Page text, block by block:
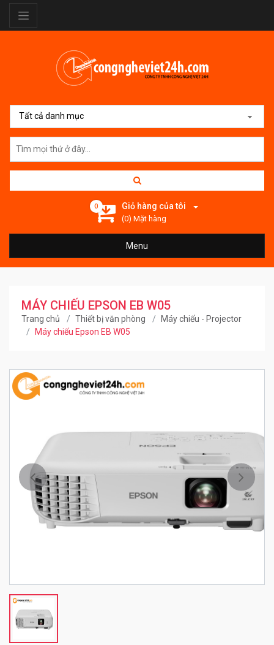
Tất cả danh mục
0 Giỏ hàng của tôi
(0) Mặt hàng
Menu
MÁY CHIẾU EPSON EB W05
Trang chủ Thiết bị văn phòng
Máy chiếu - Projector
Máy chiếu Epson EB W05
Trước Kế